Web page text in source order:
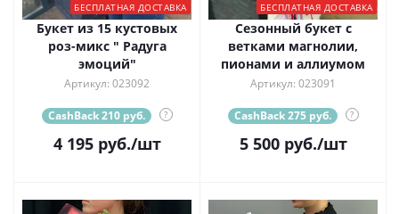
БЕСПЛАТНАЯ ДОСТАВКА
Букет из 15 кустовых
роз-микс " Радуга
эмоций"
Артикул: 023092
CashBack 210 руб. ?
4 195руб./шт
БЕСПЛАТНАЯ ДОСТАВКА
Сезонный букет с
ветками магнолии,
пионами и аллиумом
Артикул: 023091
CashBack 275 руб. ?
5 500руб./шт